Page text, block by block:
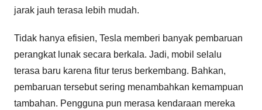
jarak jauh terasa lebih mudah.
Tidak hanya efisien, Tesla memberi banyak pembaruan
perangkat lunak secara berkala. Jadi, mobil selalu
terasa baru karena fitur terus berkembang. Bahkan,
pembaruan tersebut sering menambahkan kemampuan
tambahan. Pengguna pun merasa kendaraan mereka